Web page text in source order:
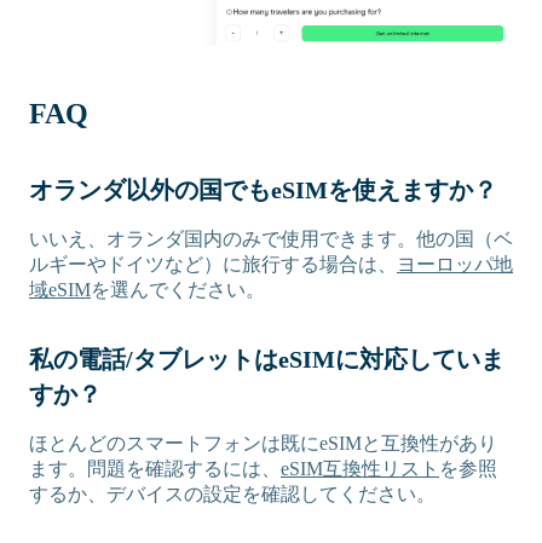
FAQ
オランダ以外の国でもeSIMを使えますか？
いいえ、オランダ国内のみで使用できます。他の国（ベ
ルギーやドイツなど）に旅行する場合は、
ヨーロッパ地
域eSIMを選んでください。
私の電話/タブレットはeSIMに対応していま
すか？
ほとんどのスマートフォンは既にeSIMと互換性があり
ます。問題を確認するには、 eSIM互換性リスト を参照
するか、デバイスの設定を確認してください。